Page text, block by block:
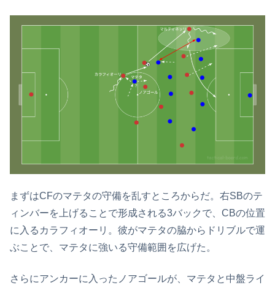
まずはCFのマテタの守備を乱すところからだ。右SBのテ
ィンバーを上げることで形成される3バックで、CBの位置
に入るカラフィオーリ。彼がマテタの脇からドリブルで運
ぶことで、マテタに強いる守備範囲を広げた。
さらにアンカーに入ったノアゴールが、マテタと中盤ライ